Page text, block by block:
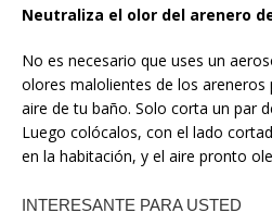
Neutraliza el olor del arenero
No es necesario que uses un
olores malolientes de los
aire de tu baño. Solo corta un par
Luego colócalos, con el lado
en la habitación, y el aire pronto